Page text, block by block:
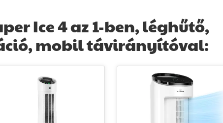
Ice 4 az 1-ben, léghűtő,
mobil távirányítóval: